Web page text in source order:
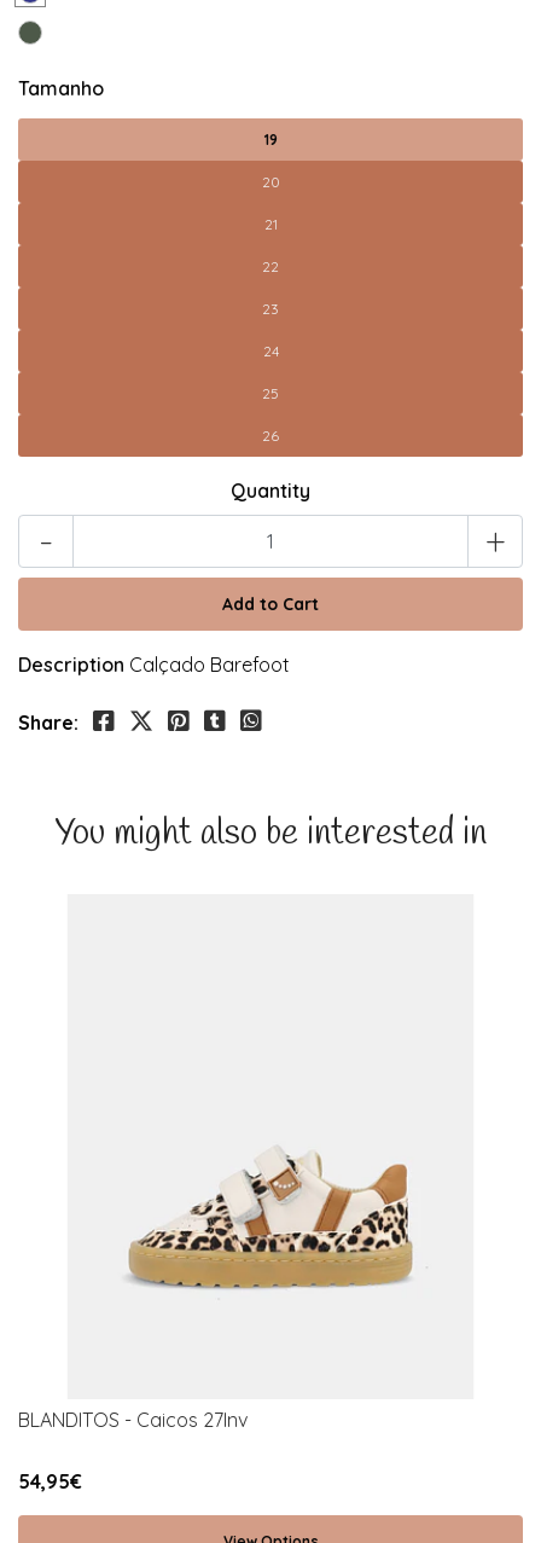
Tamanho
19
20
21
22
23
24
25
26
Quantity
- +
Description Calçado Barefoot
Share:
You might also be interested in
BLANDITOS - Caicos 27Inv
54,95€